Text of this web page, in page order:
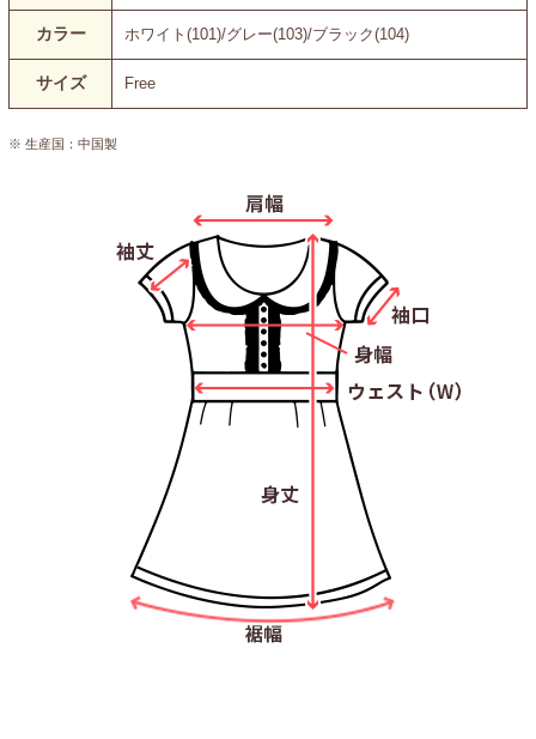
カラー ホワイト(101)/グレー(103)/ブラック(104)
サイズ Free
※ 生産国：中国製